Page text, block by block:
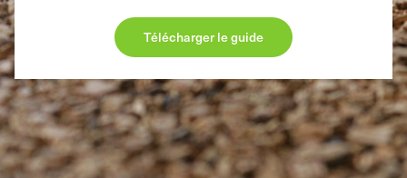
Télécharger le guide